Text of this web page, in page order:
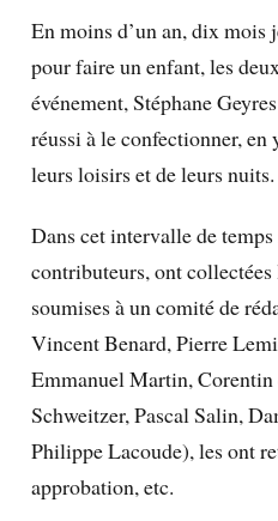
En moins d’un an, dix mois
pour faire un enfant, les
événement, Stéphane
réussi à le confectionner, en
leurs loisirs et de leurs nuits.
Dans cet intervalle de
contributeurs, ont
soumises à un comité de
Vincent Benard, Pierre
Emmanuel Martin, Corentin
Schweitzer, Pascal Salin,
Philippe Lacoude), les ont
approbation, etc.